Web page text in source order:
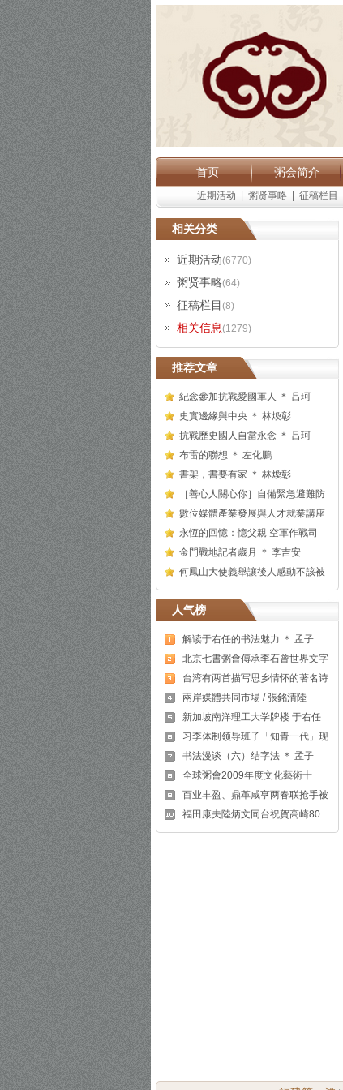
首页 粥会简介
近期活动 粥贤事略 征稿栏目
相关分类
近期活动(6770)
粥贤事略(64)
征稿栏目 (8)
相关信息(1279)
推荐文章
紀念參加抗戰愛國軍人 ＊ 吕珂
史實邊緣與中央 ＊ 林煥彰
抗戰歷史國人自當永念 ＊ 吕珂
布雷的聯想 ＊ 左化鵬
書架，書要有家 ＊ 林煥彰
［善心人關心你］自備緊急避難防
數位媒體產業發展與人才就業講座
永恆的回憶：憶父親 空軍作戰司
金門戰地記者歲月 ＊ 李吉安
何鳳山大使義舉讓後人感動不該被
人气榜
解读于右任的书法魅力 ＊ 孟子
北京七書粥會傳承李石曾世界文字
台湾有两首描写思乡情怀的著名诗
兩岸媒體共同市場 / 張銘清陸
新加坡南洋理工大学牌楼 于右任
习李体制领导班子「知青一代」现
书法漫谈（六）结字法 ＊ 孟子
全球粥會2009年度文化藝術十
百业丰盈、鼎革咸亨两春联抢手被
福田康夫陸炳文同台祝賀高崎80